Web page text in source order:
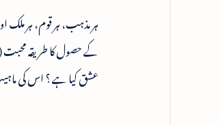
ہر مذہب، ہر قوم، ہر
کے حصول کا طریقہ محبت
عشق کیا ہے ؟ اس کی